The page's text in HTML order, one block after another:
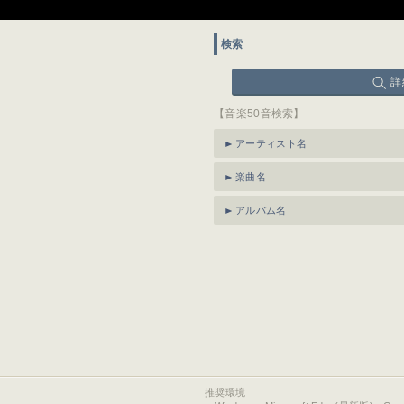
検索
詳
【音楽50音検索】
アーティスト名
楽曲名
アルバム名
推奨環境